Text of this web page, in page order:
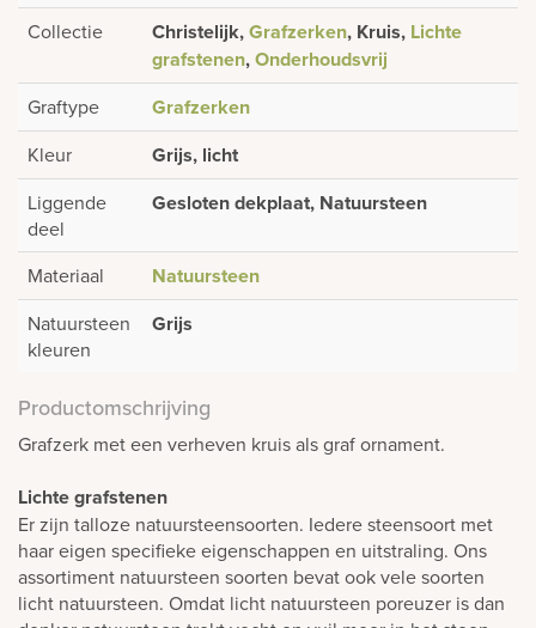
Collectie
Christelijk,Grafzerken, Kruis, Lichte
grafstenen,Onderhoudsvrij
Graftype Grafzerken
Kleur Grijs, licht
Liggende
deel
Gesloten dekplaat, Natuursteen
Materiaal Natuursteen
Natuursteen
kleuren
Grijs
Productomschrijving
Grafzerk met een verheven kruis als graf ornament.
Lichte grafstenen
Er zijn talloze natuursteensoorten. Iedere steensoort met
haar eigen specifieke eigenschappen en uitstraling. Ons
assortiment natuursteen soorten bevat ook vele soorten
licht natuursteen. Omdat licht natuursteen poreuzer is dan